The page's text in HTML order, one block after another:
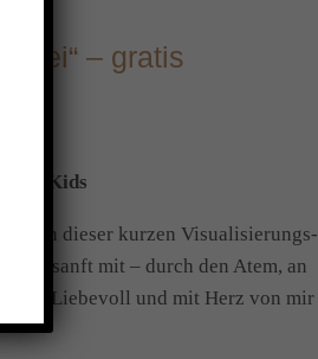
– gratis
für Kids
da. In dieser kurzen Visualisierungs-
Kind sanft mit – durch den Atem, an
Mut. Liebevoll und mit Herz von mir